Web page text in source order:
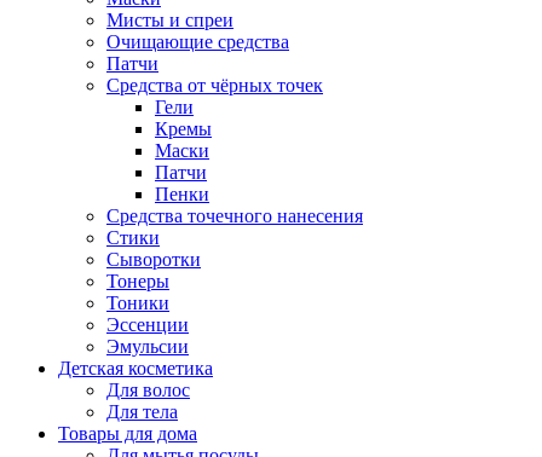
Мисты и спреи
Очищающие средства
Патчи
Средства от чёрных точек
Гели
Кремы
Маски
Патчи
Пенки
Средства точечного нанесения
Стики
Сыворотки
Тонеры
Тоники
Эссенции
Эмульсии
Детская косметика
Для волос
Для тела
Товары для дома